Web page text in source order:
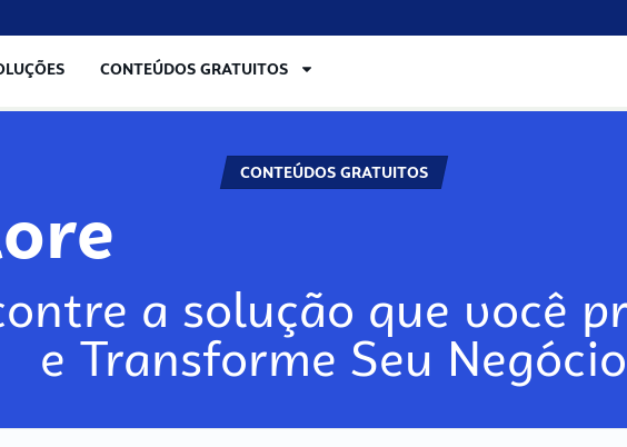
CONTEÚDOS GRATUITOS
CONTEÚDOS GRATUITOS
a solução que você
e Transforme Seu Negócio